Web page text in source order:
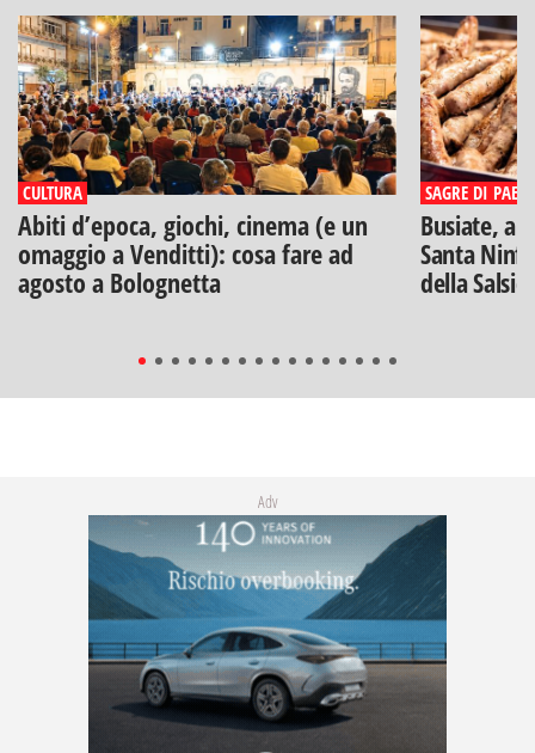
CULTURA
Abiti d’epoca, giochi, cinema (e un
omaggio a Venditti): cosa fare ad
agosto a Bolognetta
SAGRE DI PAESE
Busiate,
Santa
della
Adv